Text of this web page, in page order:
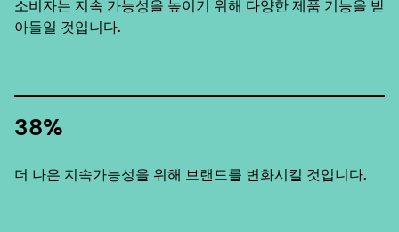
소비자는 지속 가능성을 높이기 위해 다양한 제품 기능을 받
아들일 것입니다.
38%
더 나은 지속가능성을 위해 브랜드를 변화시킬 것입니다.